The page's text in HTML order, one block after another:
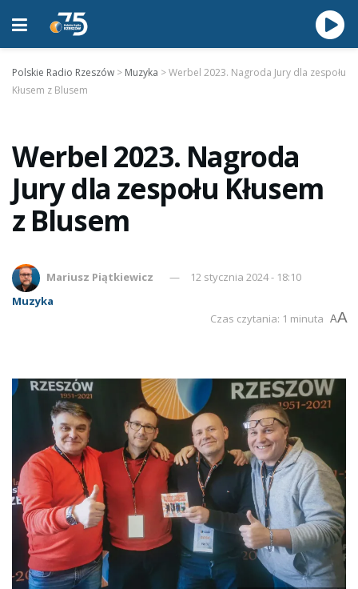
Polskie Radio Rzeszów > Muzyka >Werbel 2023. Nagroda Jury dla zespołu
Kłusem z Blusem
Werbel 2023. Nagroda
Jury dla zespołu Kłusem
z Blusem
Mariusz Piątkiewicz
12 stycznia 2024 - 18:10
Muzyka
Czas czytania: 1 minuta AA